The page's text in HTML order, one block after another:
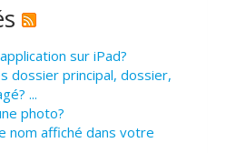
sur iPad?
dossier principal, dossier,
...
photo?
nom affiché dans votre